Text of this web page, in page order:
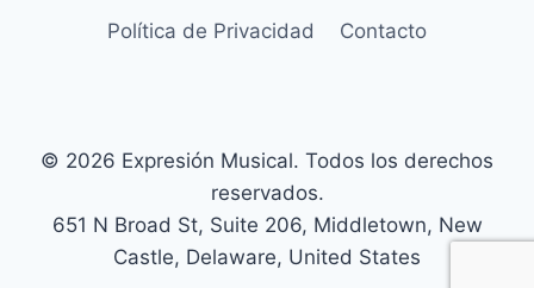
Política de Privacidad
Contacto
© 2026 Expresión Musical. Todos los derechos
reservados.
651 N Broad St, Suite 206, Middletown, New
Castle, Delaware, United States